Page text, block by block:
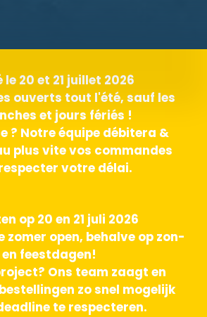
le 20 et 21 juillet 2026
ouverts tout l'été, sauf les
et jours fériés !
? Notre équipe débitera &
plus vite vos commandes
votre délai.
op 20 en 21 juli 2026
zomer open, behalve op zon-
en feestdagen!
Ons team zaagt en
zo snel mogelijk
te respecteren.